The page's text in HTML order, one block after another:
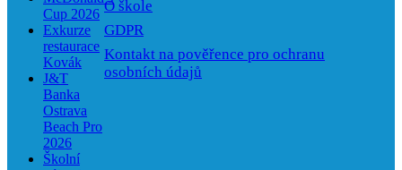
Cup 2026
Exkurze
restaurace
Kovák
J&T
Banka
Ostrava
Beach Pro
2026
Školní
O škole
GDPR
Kontakt na pověřence pro ochranu
osobních údajů